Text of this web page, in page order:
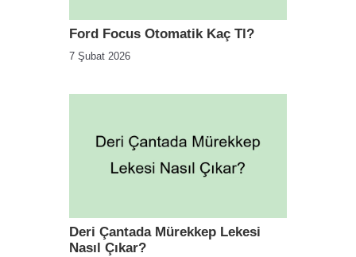
Ford Focus Otomatik Kaç Tl?
7 Şubat 2026
Deri Çantada Mürekkep Lekesi
Nasıl Çıkar?